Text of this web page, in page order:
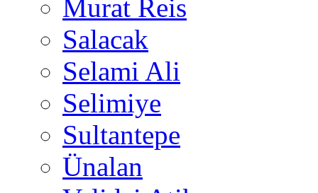
Murat Reis
Salacak
Selami Ali
Selimiye
Sultantepe
Ünalan